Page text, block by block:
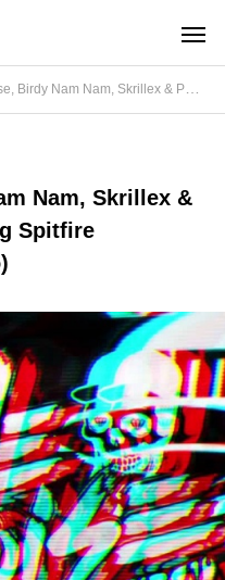
Skrillex & Porter Robinson / Going Spitfire (Unofficial Music Video)
Nam, Skrillex &
Spitfire